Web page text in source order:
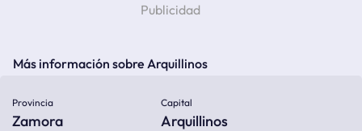
Más información sobre Arquillinos
Provincia
Zamora
Capital
Arquillinos